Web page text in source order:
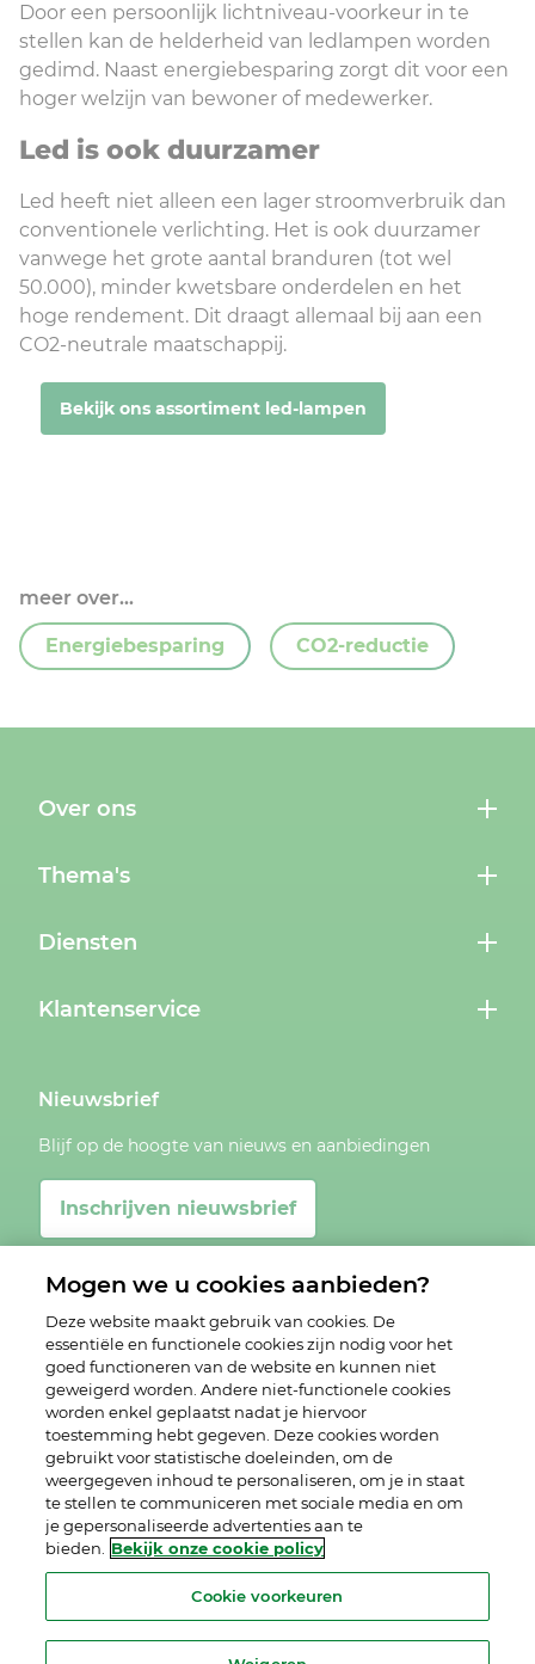
Door een persoonlijk lichtniveau-voorkeur in te
stellen kan de helderheid van ledlampen worden
gedimd. Naast energiebesparing zorgt dit voor een
hoger welzijn van bewoner of medewerker.
Led is ook duurzamer
Led heeft niet alleen een lager stroomverbruik dan
conventionele verlichting. Het is ook duurzamer
vanwege het grote aantal branduren (tot wel
50.000), minder kwetsbare onderdelen en het
hoge rendement. Dit draagt allemaal bij aan een
CO2-neutrale maatschappij.
Bekijk ons assortiment led-lampen
meer over...
Energiebesparing CO2-reductie
Over ons
Thema's
Diensten
Klantenservice
Nieuwsbrief
Blijf op de hoogte van nieuws en aanbiedingen
Inschrijven nieuwsbrief
Disclaimer Privacy statement
Mogen we u cookies aanbieden?
Deze website maakt gebruik van cookies. De
essentiële en functionele cookies zijn nodig voor het
goed functioneren van de website en kunnen niet
geweigerd worden. Andere niet-functionele cookies
worden enkel geplaatst nadat je hiervoor
toestemming hebt gegeven. Deze cookies worden
gebruikt voor statistische doeleinden, om de
weergegeven inhoud te personaliseren, om je in staat
te stellen te communiceren met sociale media en om
je gepersonaliseerde advertenties aan te
bieden.
Bekijk onze cookie policy
Cookie voorkeuren